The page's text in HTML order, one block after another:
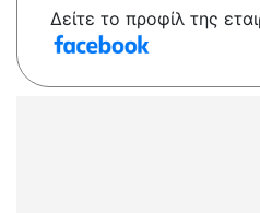
Δείτε το προφίλ της